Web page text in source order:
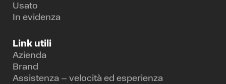
Usato
In evidenza
Link utili
Azienda
Brand
Assistenza – velocità ed esperienza